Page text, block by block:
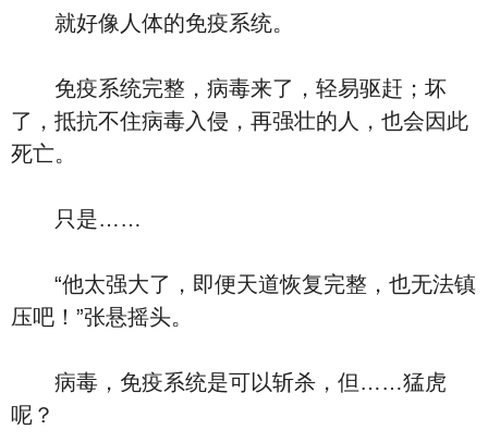
就好像人体的免疫系统。
免疫系统完整，病毒来了，轻易驱赶；坏
了，抵抗不住病毒入侵，再强壮的人，也会因此
死亡。
只是……
“他太强大了，即便天道恢复完整，也无法镇
压吧！”张悬摇头。
病毒，免疫系统是可以斩杀，但……猛虎
呢？